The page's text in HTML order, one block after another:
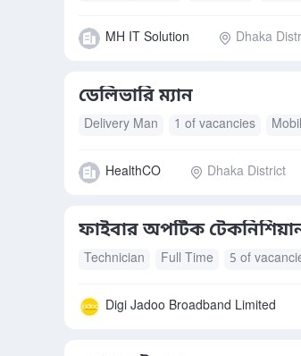
MH IT Solution Dhaka
ডেলিভারি ম্যান
Delivery Man 1 of vacancies
HealthCO Dhaka District
ফাইবার অপটিক
Technician Full Time 5 of
Digi Jadoo Broadband Limited